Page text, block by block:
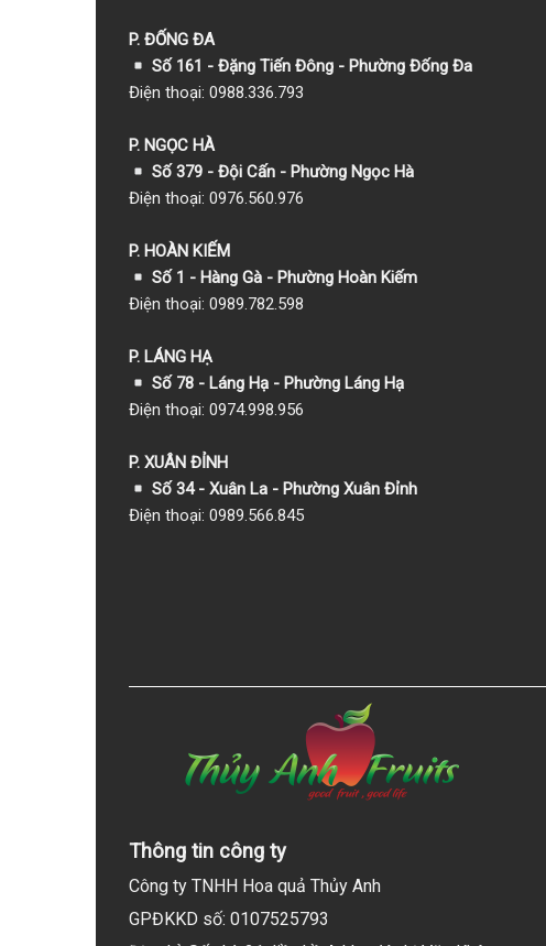
P. ĐỐNG ĐA
Số 161 - Đặng Tiến Đông - Phường Đống Đa
Điện thoại: 0988.336.793
P. NGỌC HÀ
Số 379 - Đội Cấn - Phường Ngọc Hà
Điện thoại: 0976.560.976
P. HOÀN KIẾM
Số 1 - Hàng Gà - Phường Hoàn Kiếm
Điện thoại: 0989.782.598
P. LÁNG HẠ
Số 78 - Láng Hạ - Phường Láng Hạ
Điện thoại: 0974.998.956
P. XUÂN ĐỈNH
Số 34 - Xuân La - Phường Xuân Đỉnh
Điện thoại: 0989.566.845
Thông tin công ty
Công ty TNHH Hoa quả Thủy Anh
GPĐKKD số: 0107525793